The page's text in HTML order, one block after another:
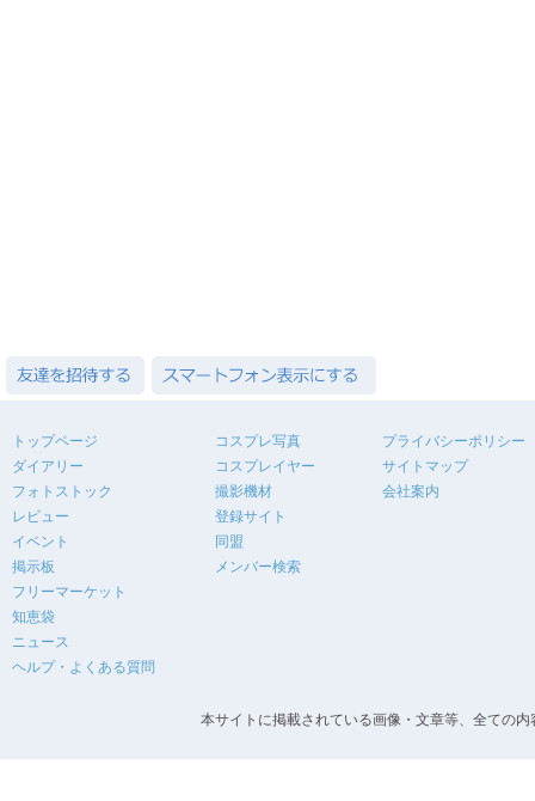
トップページ
ダイアリー
フォトストック
レビュー
イベント
掲示板
フリーマーケット
知恵袋
ニュース
ヘルプ・よくある質問
コスプレ写真
コスプレイヤー
撮影機材
登録サイト
同盟
メンバー検索
プライバシーポリシー
サイトマップ
会社案内
本サイトに掲載されている画像・文章等、全ての